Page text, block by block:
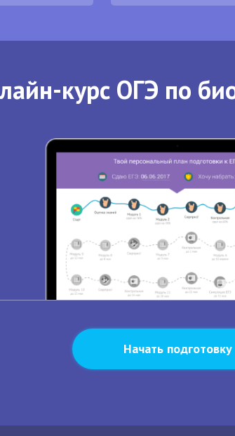
курс ОГЭ по
Начать подготовку